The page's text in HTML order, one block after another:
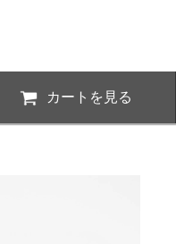
カートを見る